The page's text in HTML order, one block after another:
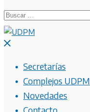
Buscar:
Cerrar
Secretarías
Complejos UDPM
Novedades
Contacto